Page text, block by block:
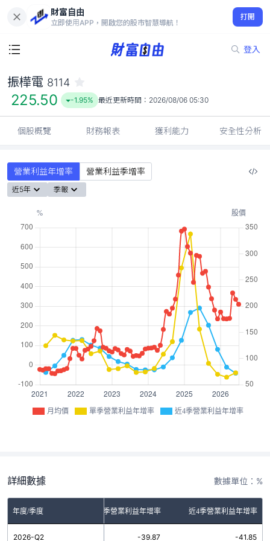
財富自由
立即使用APP，開啟您的股市智慧導航！
打開
登入
225.50
-1.95%
振樺電 8114
225.50 -1.95% 最近更新時間： 2026/08/06 05:30
個股概覽 財務報表 獲利能力 安全性分析
營業利益年增率 營業利益季增率
近5年 季報
月均價 單季營業利益年增率 近4季營業利益年增率
詳細數據 數據單位：%
年度/季度 單季營業利益年增率 近4季營業利益年增率
2026-Q2 -39.87 -41.85